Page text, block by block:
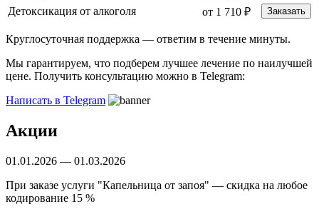
Детоксикация от алкоголя от 1 710 ₽ Заказать
Круглосуточная поддержка — ответим в течение минуты.
Мы гарантируем, что подберем лучшее лечение по наилучшей
цене. Получить консультацию можно в Telegram:
Написать в Telegram
Акции
01.01.2026 — 01.03.2026
При заказе услуги "Капельница от запоя" — скидка на любое
кодирование 15 %